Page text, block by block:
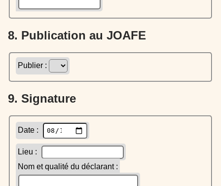
8. Publication au JOAFE
Publier :
9. Signature
Date :
Lieu :
Nom et qualité du déclarant :